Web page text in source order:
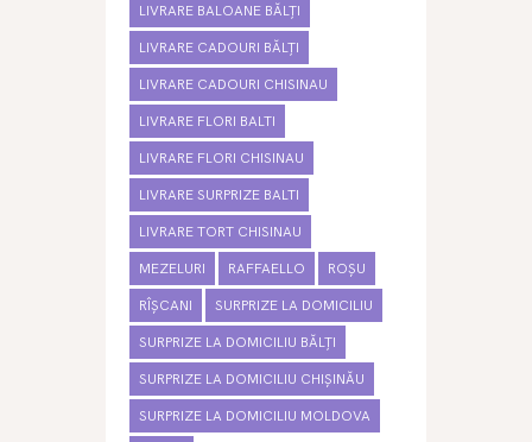
LIVRARE BALOANE BĂLȚI
LIVRARE CADOURI BĂLȚI
LIVRARE CADOURI CHISINAU
LIVRARE FLORI BALTI
LIVRARE FLORI CHISINAU
LIVRARE SURPRIZE BALTI
LIVRARE TORT CHISINAU
MEZELURI RAFFAELLO ROȘU
RÎȘCANI SURPRIZE LA DOMICILIU
SURPRIZE LA DOMICILIU BĂLȚI
SURPRIZE LA DOMICILIU CHIȘINĂU
SURPRIZE LA DOMICILIU MOLDOVA